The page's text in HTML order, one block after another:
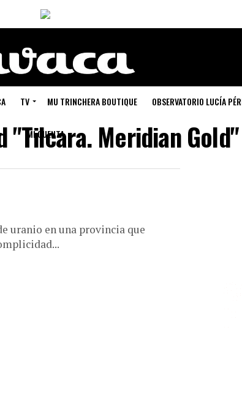
TV MU TRINCHERA BOUTIQUE OBSERVATORIO LUCÍA
MI CUENTA
"Tilcara. Meridian Gold"
uranio en una provincia que